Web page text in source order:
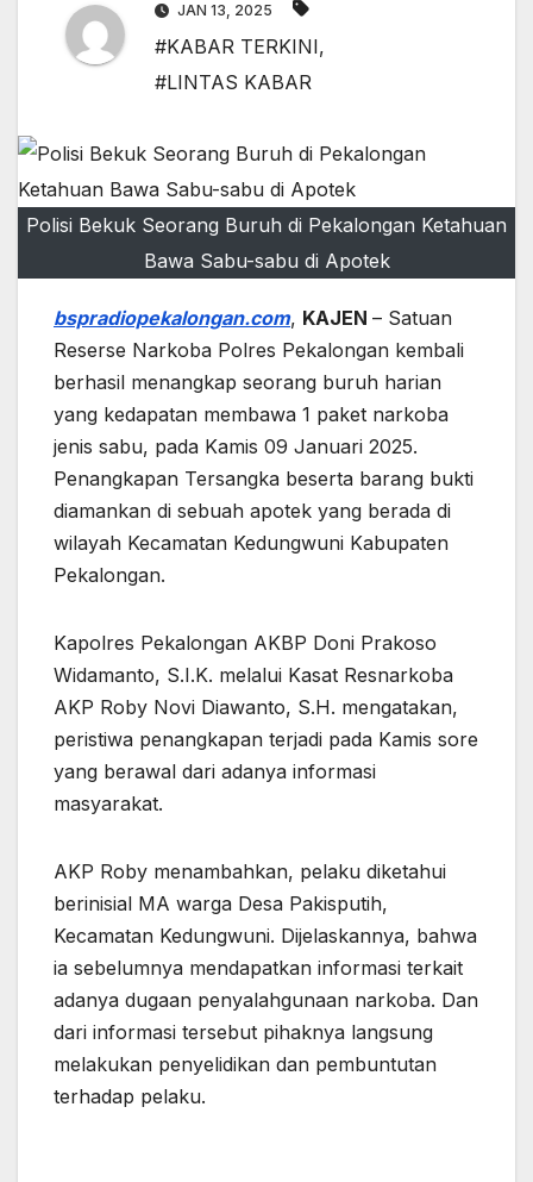
JAN 13, 2025
#KABAR TERKINI,
#LINTAS KABAR
Polisi Bekuk Seorang Buruh di Pekalongan Ketahuan
Bawa Sabu-sabu di Apotek
bspradiopekalongan.com, KAJEN – Satuan
Reserse Narkoba Polres Pekalongan kembali
berhasil menangkap seorang buruh harian
yang kedapatan membawa 1 paket narkoba
jenis sabu, pada Kamis 09 Januari 2025.
Penangkapan Tersangka beserta barang bukti
diamankan di sebuah apotek yang berada di
wilayah Kecamatan Kedungwuni Kabupaten
Pekalongan.
Kapolres Pekalongan AKBP Doni Prakoso
Widamanto, S.I.K. melalui Kasat Resnarkoba
AKP Roby Novi Diawanto, S.H. mengatakan,
peristiwa penangkapan terjadi pada Kamis sore
yang berawal dari adanya informasi
masyarakat.
AKP Roby menambahkan, pelaku diketahui
berinisial MA warga Desa Pakisputih,
Kecamatan Kedungwuni. Dijelaskannya, bahwa
ia sebelumnya mendapatkan informasi terkait
adanya dugaan penyalahgunaan narkoba. Dan
dari informasi tersebut pihaknya langsung
melakukan penyelidikan dan pembuntutan
terhadap pelaku.